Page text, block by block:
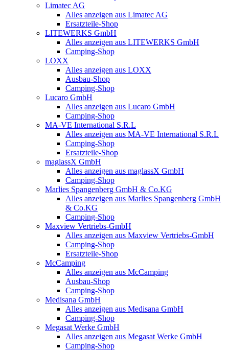
Limatec AG
Alles anzeigen aus Limatec AG
Ersatzteile-Shop
LITEWERKS GmbH
Alles anzeigen aus LITEWERKS GmbH
Camping-Shop
LOXX
Alles anzeigen aus LOXX
Ausbau-Shop
Camping-Shop
Lucaro GmbH
Alles anzeigen aus Lucaro GmbH
Camping-Shop
MA-VE International S.R.L
Alles anzeigen aus MA-VE International S.R.L
Camping-Shop
Ersatzteile-Shop
maglassX GmbH
Alles anzeigen aus maglassX GmbH
Camping-Shop
Marlies Spangenberg GmbH & Co.KG
Alles anzeigen aus Marlies Spangenberg GmbH
& Co.KG
Camping-Shop
Maxview Vertriebs-GmbH
Alles anzeigen aus Maxview Vertriebs-GmbH
Camping-Shop
Ersatzteile-Shop
McCamping
Alles anzeigen aus McCamping
Ausbau-Shop
Camping-Shop
Medisana GmbH
Alles anzeigen aus Medisana GmbH
Camping-Shop
Megasat Werke GmbH
Alles anzeigen aus Megasat Werke GmbH
Camping-Shop